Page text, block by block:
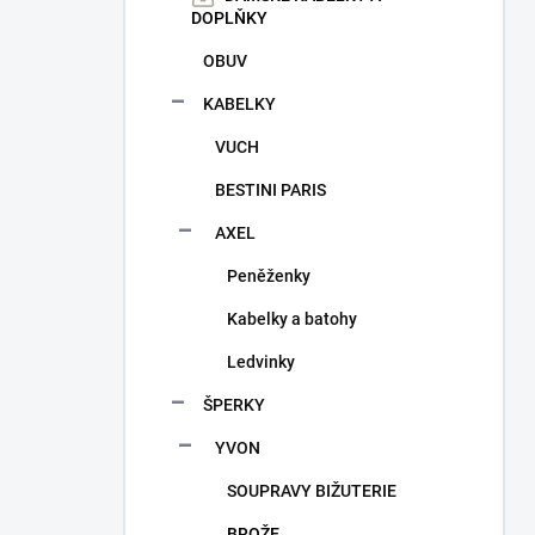
DOPLŇKY
OBUV
KABELKY
VUCH
BESTINI PARIS
AXEL
Peněženky
Kabelky a batohy
Ledvinky
ŠPERKY
YVON
SOUPRAVY BIŽUTERIE